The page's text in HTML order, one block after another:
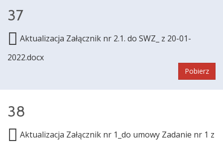
37
Aktualizacja Załącznik nr 2.1. do SWZ_ z 20-01-
2022.docx
Pobierz
38
Aktualizacja Załącznik nr 1_do umowy Zadanie nr 1 z